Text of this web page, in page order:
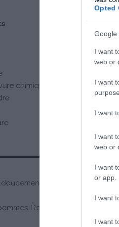
Opted
Google
I want
web or
I want
I want
I want
web or
I want
or app.
I want
I want
chimique
l’huile à 170°C.
Retirer le centre et